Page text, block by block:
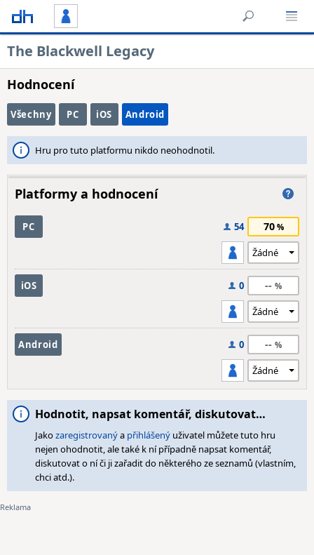
The Blackwell Legacy
Hodnocení
Všechny PC iOS Android
Hru pro tuto platformu nikdo neohodnotil.
Platformy a hodnocení
PC 54 70
iOS 0 --
Android 0 --
Hodnotit, napsat komentář, diskutovat…
Jakozaregistrovanýa přihlášený uživatel můžete tuto hru
nejen ohodnotit, ale také k ní případně napsat komentář,
diskutovat o ní či ji zařadit do některého ze seznamů (vlastním,
chci atd.).